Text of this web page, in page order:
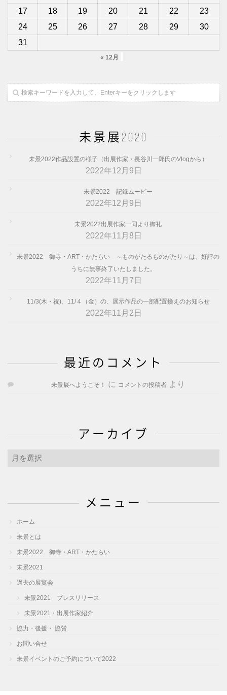
17
18 19 20 21 22
23
24
25 26 27 28 29
30
31
« 12月
未景展2020
未景2022作品設置の様子（出展作家・長谷川一郎氏のVlogから）
2022年12月9日
未景2022 記録ムービー
2022年12月9日
未景2022出展作家一同より御礼
2022年11月8日
未景2022 御寺・ART・かたらい ～ものがたるものがたり～は、好評の
うちに無事終了いたしました。
2022年11月7日
11/3(木・祝)、11/４（金）の、展示作品の一部配置換えのお知らせ
2022年11月2日
最近のコメント
未景展へようこそ！ に コメントの投稿者 より
アーカイブ
ア
ブ
メニュー
ホーム
未景とは
未景2022 御寺・ART・かたらい
未景2021
過去の展覧会
未景2021 プレスリリース
未景2021・出展作家紹介
協力・後援・ 協賛
お問い合せ
未景イベントのご予約について2022